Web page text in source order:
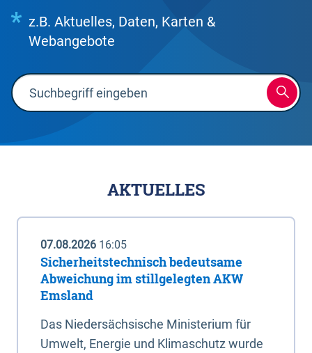
z.B. Aktuelles, Daten, Karten &
Webangebote
AKTUELLES
07.08.2026 16:05
Sicherheitstechnisch bedeutsame
Abweichung im stillgelegten AKW
Emsland
Das Niedersächsische Ministerium für
Umwelt, Energie und Klimaschutz wurde